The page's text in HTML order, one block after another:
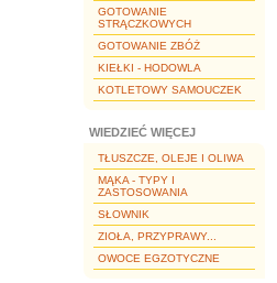
GOTOWANIE
STRĄCZKOWYCH
GOTOWANIE ZBÓŻ
KIEŁKI - HODOWLA
KOTLETOWY SAMOUCZEK
WIEDZIEĆ WIĘCEJ
TŁUSZCZE, OLEJE I OLIWA
MĄKA - TYPY I
ZASTOSOWANIA
SŁOWNIK
ZIOŁA, PRZYPRAWY...
OWOCE EGZOTYCZNE